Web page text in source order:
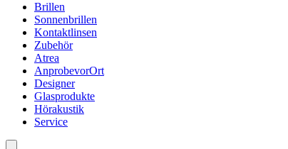
Brillen
Sonnenbrillen
Kontaktlinsen
Zubehör
Atrea
AnprobevorOrt
Designer
Glasprodukte
Hörakustik
Service